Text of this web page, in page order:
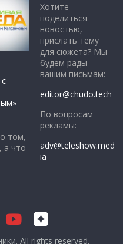
—
том,
а что
Хотите
поделиться
новостью,
прислать тему
для сюжета? Мы
будем рады
вашим письмам:
editor@chudo.tech
По вопросам
рекламы:
adv@teleshow.med
ia
. All rights reserved.